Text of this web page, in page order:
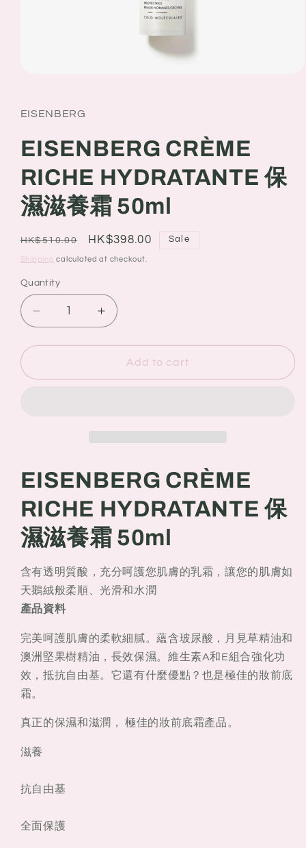
in
modal
EISENBERG
EISENBERG CRÈME
RICHE HYDRATANTE 保
濕滋養霜 50ml
Regular
price
HK$510.00
Sale
price
HK$398.00 Sale
Shipping calculated at checkout.
Quantity
Quantity
Decrease
quantity
for
CRÈME
養
50ml
Increase
quantity
for
EISENBERG
CRÈME
濕
養
50ml
Add to cart
EISENBERG CRÈME
RICHE HYDRATANTE 保
濕滋養霜 50ml
含有透明質酸，充分呵護您肌膚的乳霜，讓您的肌膚如
天鵝絨般柔順、光滑和水潤
產品資料
完美呵護肌膚的柔軟細膩。蘊含玻尿酸，月見草精油和
澳洲堅果樹精油，長效保濕。維生素A和E組合強化功
效，抵抗自由基。它還有什麼優點？也是極佳的妝前底
霜。
真正的保濕和滋潤， 極佳的妝前底霜產品。
滋養
抗自由基
全面保護